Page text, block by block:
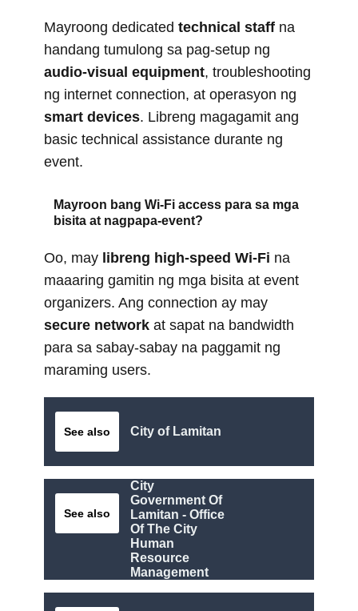
Mayroong dedicated technical staff na
handang tumulong sa pag-setup ng
audio-visual equipment, troubleshooting
ng internet connection, at operasyon ng
smart devices. Libreng magagamit ang
basic technical assistance durante ng
event.
Mayroon bang Wi-Fi access para sa mga
bisita at nagpapa-event?
Oo, may libreng high-speed Wi-Fi na
maaaring gamitin ng mga bisita at event
organizers. Ang connection ay may
secure network at sapat na bandwidth
para sa sabay-sabay na paggamit ng
maraming users.
See also City of Lamitan
See also
City
Government Of
Lamitan - Office
Of The City
Human
Resource
Management